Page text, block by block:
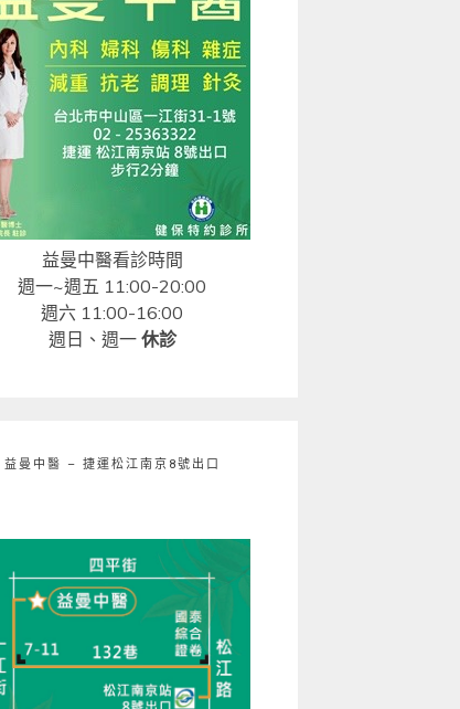
益曼中醫看診時間
週一~週五 11:00-20:00
週六 11:00-16:00
週日、週一 休診
益曼中醫 – 捷運松江南京8號出口